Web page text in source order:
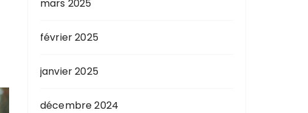
mars 2025
février 2025
janvier 2025
décembre 2024